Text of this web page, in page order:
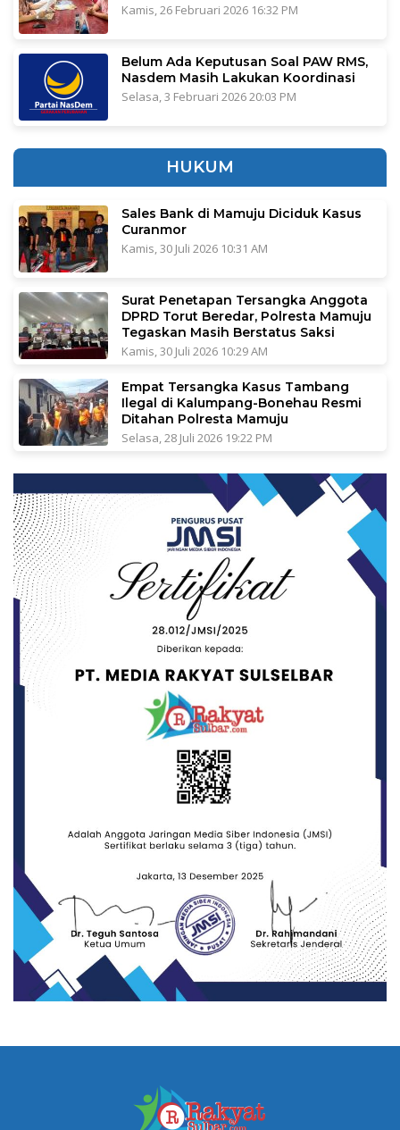
Kamis, 26 Februari 2026 16:32 PM
Belum Ada Keputusan Soal PAW RMS,
Nasdem Masih Lakukan Koordinasi
Selasa, 3 Februari 2026 20:03 PM
HUKUM
Sales Bank di Mamuju Diciduk Kasus
Curanmor
Kamis, 30 Juli 2026 10:31 AM
Surat Penetapan Tersangka Anggota
DPRD Torut Beredar, Polresta Mamuju
Tegaskan Masih Berstatus Saksi
Kamis, 30 Juli 2026 10:29 AM
Empat Tersangka Kasus Tambang
Ilegal di Kalumpang-Bonehau Resmi
Ditahan Polresta Mamuju
Selasa, 28 Juli 2026 19:22 PM